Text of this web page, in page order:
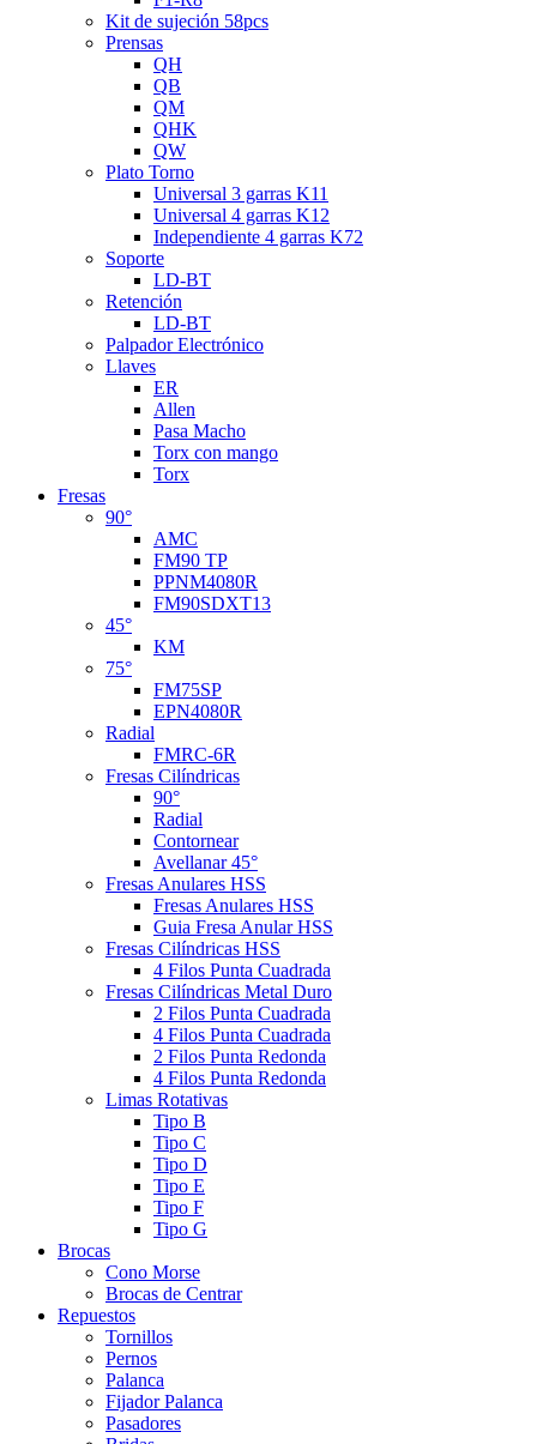
Kit de sujeción 58pcs
Prensas
QH
QB
QM
QHK
QW
Plato Torno
Universal 3 garras K11
Universal 4 garras K12
Independiente 4 garras K72
Soporte
LD-BT
Retención
LD-BT
Palpador Electrónico
Llaves
ER
Allen
Pasa Macho
Torx con mango
Torx
Fresas
90°
AMC
FM90 TP
PPNM4080R
FM90SDXT13
45°
KM
75°
FM75SP
EPN4080R
Radial
FMRC-6R
Fresas Cilíndricas
90°
Radial
Contornear
Avellanar 45°
Fresas Anulares HSS
Fresas Anulares HSS
Guia Fresa Anular HSS
Fresas Cilíndricas HSS
4 Filos Punta Cuadrada
Fresas Cilíndricas Metal Duro
2 Filos Punta Cuadrada
4 Filos Punta Cuadrada
2 Filos Punta Redonda
4 Filos Punta Redonda
Limas Rotativas
Tipo B
Tipo C
Tipo D
Tipo E
Tipo F
Tipo G
Brocas
Cono Morse
Brocas de Centrar
Repuestos
Tornillos
Pernos
Palanca
Fijador Palanca
Pasadores